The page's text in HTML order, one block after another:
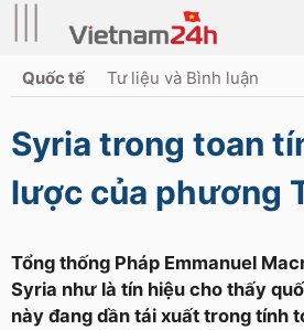
Quốc tế Tư liệu và Bình luận
Syria trong toan
lược của phương
Tổng thống Pháp Emmanuel
Syria như là tín hiệu cho thấy
này đang dần tái xuất trong tính